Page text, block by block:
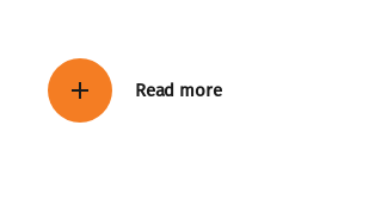
Read more